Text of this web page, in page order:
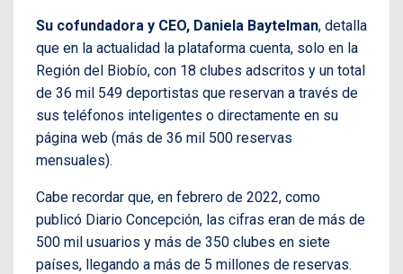
Su cofundadora y CEO, Daniela Baytelman, detalla
que en la actualidad la plataforma cuenta, solo en la
Región del Biobío, con 18 clubes adscritos y un total
de 36 mil 549 deportistas que reservan a través de
sus teléfonos inteligentes o directamente en su
página web (más de 36 mil 500 reservas
mensuales).
Cabe recordar que, en febrero de 2022, como
publicó Diario Concepción, las cifras eran de más de
500 mil usuarios y más de 350 clubes en siete
países, llegando a más de 5 millones de reservas.